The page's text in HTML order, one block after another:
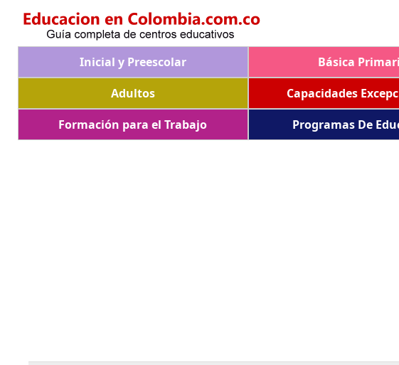
Inicial y Preescolar Básica
Adultos
Capacidades
Formación para el Trabajo
Programas De